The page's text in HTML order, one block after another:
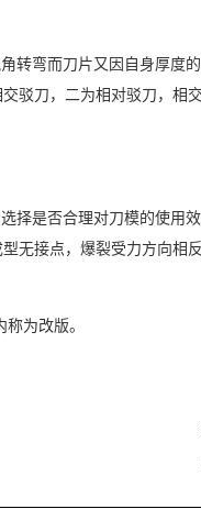
转弯而刀片又因自身厚度
驳刀，二为相对驳刀，相
是否合理对刀模的使用
无接点，爆裂受力方向相
为改版。